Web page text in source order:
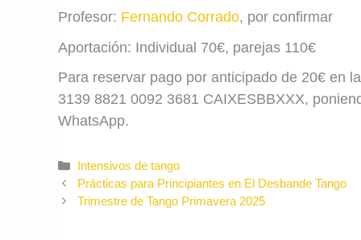
Profesor: Fernando Corrado, por confirmar
Aportación: Individual 70€, parejas 110€
Para reservar pago por anticipado de 20€ en
3139 8821 0092 3681 CAIXESBBXXX,
WhatsApp.
Categories
Intensivos de tango
Prácticas para Principiantes en El Desbande Tango
Trimestre de Tango Primavera 2025